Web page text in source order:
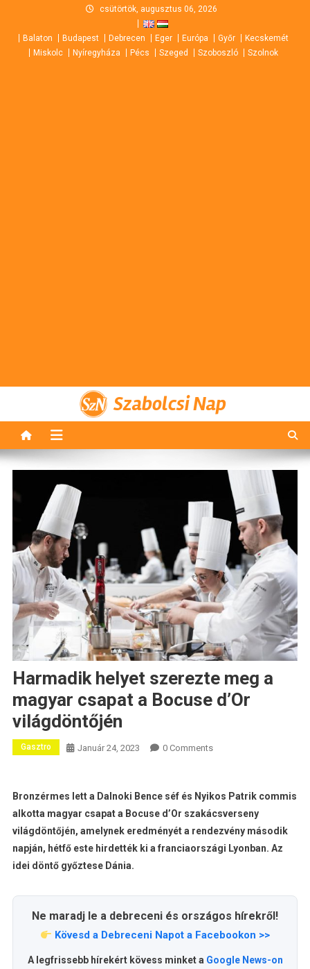
content
csütörtök, augusztus 06, 2026
Balaton Budapest Debrecen Eger Európa Győr
Kecskemét
Miskolc
Nyíregyháza Pécs Szeged Szoboszló Szolnok
Szabolcsi Nap
Harmadik helyet szerezte meg a
magyar csapat a Bocuse d’Or
világdöntőjén
Gasztro Január 24, 2023 0 Comments
Bronzérmes lett a Dalnoki Bence séf és Nyikos Patrik commis
alkotta magyar csapat a Bocuse d’Or szakácsverseny
világdöntőjén, amelynek eredményét a rendezvény második
napján, hétfő este hirdették ki a franciaországi Lyonban. Az
idei döntő győztese Dánia.
Ne maradj le a debreceni és országos hírekről!
Kövesd a Debreceni Napot a Facebookon >>
A legfrissebb hírekért kövess minket a Google News-on